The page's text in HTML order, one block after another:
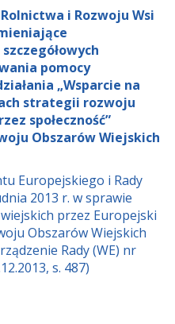
i Rozwoju Wsi
pomocy
„Wsparcie na
strategii rozwoju
społeczność”
Obszarów Wiejskich
Europejskiego i Rady
2013 r. w sprawie
przez Europejski
Obszarów Wiejskich
Rady (WE) nr
s. 487)